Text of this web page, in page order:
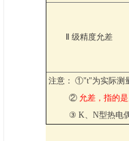
Ⅱ 级精度允差
注意： ①"t"为实际测
② 允差，指的
③ K、N型热电偶Ⅰ